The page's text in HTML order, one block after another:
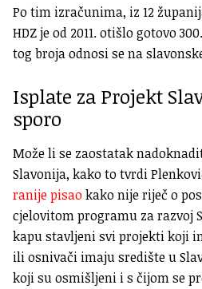
Po tim izračunima, iz 12
HDZ je od 2011. otišlo gotovo
tog broja odnosi se na
Isplate za Projekt
sporo
Može li se zaostatak
Slavonija, kako to tvrdi
ranije pisaokako nije riječ o
cjelovitom programu za razvoj
kapu stavljeni svi projekti koji
ili osnivači imaju središte u
koji su osmišljeni i s čijom se